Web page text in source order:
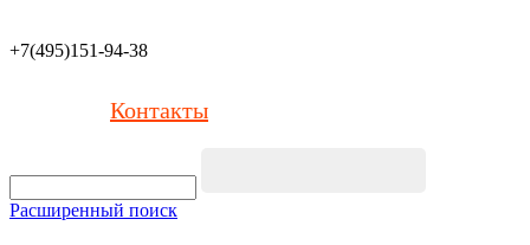
+7(495)151-94-38
Контакты
Расширенный поиск